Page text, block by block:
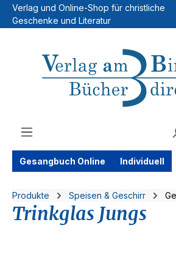
Zum Hauptinhalt springen
Verlag und Online-Shop für christliche
Geschenke und Literatur
Gesangbuch Online Individuell
Produkte Speisen & Geschirr
Trinkglas Jungs